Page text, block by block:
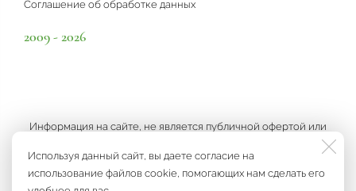
Используя данный сайт, вы даете согласие на
использование файлов cookie, помогающих нам сделать его
Соглашение об обработке данных
2009 - 2026
Информация на сайте, не является публичной офертой или
рекламой, а носит информационный характер и может быть
изменена по усмотрению компании.